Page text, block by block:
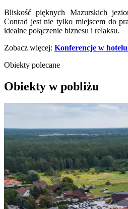
Bliskość pięknych Mazurskich
Conrad jest nie tylko miejscem do
idealne połączenie biznesu i relaksu.
Zobacz więcej: Konferencje w
Obiekty polecane
Obiekty w pobliżu